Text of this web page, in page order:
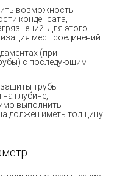
возможность
конденсата,
Для этого
мест соединений.
(при
с последующим
трубы
глубине,
выполнить
должен иметь толщину